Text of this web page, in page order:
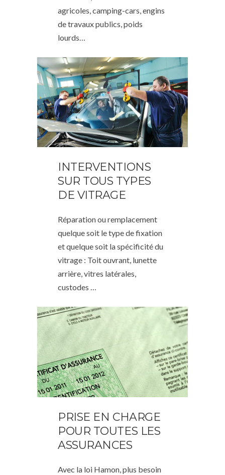
agricoles, camping-cars, engins
de travaux publics, poids
lourds…
INTERVENTIONS
SUR TOUS TYPES
DE VITRAGE
Réparation ou remplacement
quelque soit le type de fixation
et quelque soit la spécificité du
vitrage : Toit ouvrant, lunette
arrière, vitres latérales,
custodes …
PRISE EN CHARGE
POUR TOUTES LES
ASSURANCES
Avec la loi Hamon, plus besoin